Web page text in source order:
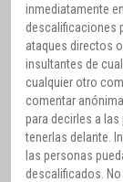
inmediatamente
descalificaciones
ataques directos
insultantes de
cualquier otro
comentar
para decirles a
tenerlas delante.
las personas
descalificados.